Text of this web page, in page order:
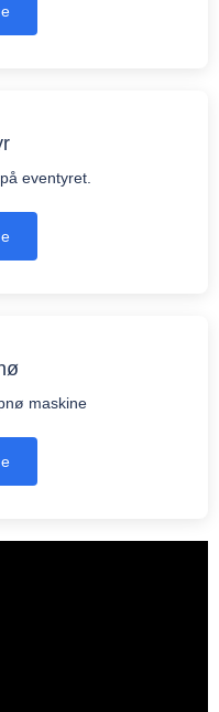
eventyret.
maskine